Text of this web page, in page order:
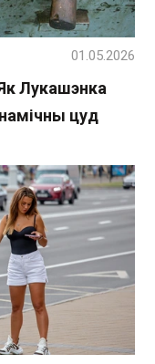
Лукашэнка
цуд
01.05.2026